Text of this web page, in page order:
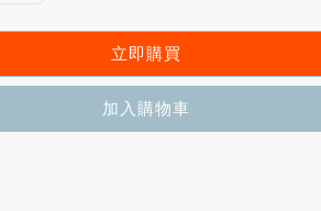
立即購買
加入購物車